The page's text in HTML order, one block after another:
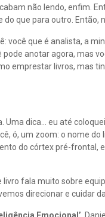
não lendo, enfim.
que para outro. Então,
você que é analista, a
anotar agora, mas
emprestar livros, mas
dica… eu até
um zoom: o nome do
do córtex pré-frontal,
livro fala muito sobre
direcionar e cuidar